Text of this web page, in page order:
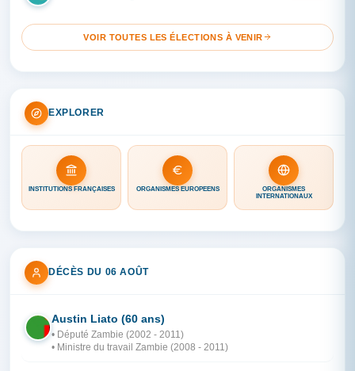
VOIR TOUTES LES ÉLECTIONS À VENIR
EXPLORER
INSTITUTIONS FRANÇAISES ORGANISMES EUROPÉENS
ORGANISMES
INTERNATIONAUX
DÉCÈS DU 06 AOÛT
ZA
Austin Liato (60 ans)
• Député Zambie (2002 - 2011)
• Ministre du travail Zambie (2008 - 2011)